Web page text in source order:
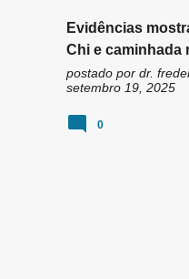
Evidências
Chi e caminhada
na insônia
postado por dr.
setembro 19, 2025
0